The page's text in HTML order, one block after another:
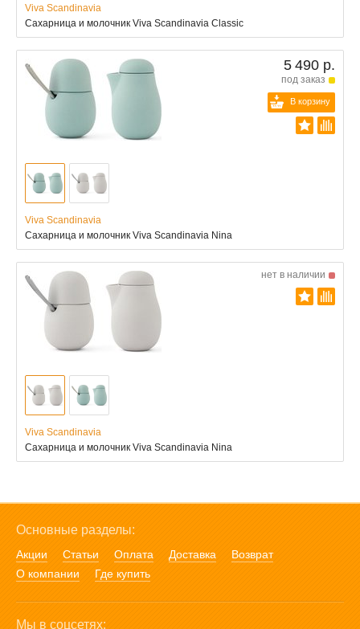
Viva Scandinavia
Сахарница и молочник Viva Scandinavia Classic
5 490 р.
под заказ
В корзину
Viva Scandinavia
Сахарница и молочник Viva Scandinavia Nina
нет в наличии
Viva Scandinavia
Сахарница и молочник Viva Scandinavia Nina
Основные разделы:
Акции Статьи Оплата Доставка
Возврат
О компании
Где купить
Мы в соцсетях: